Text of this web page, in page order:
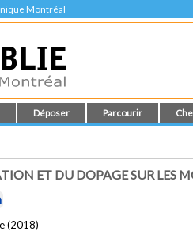
Montréal
Déposer Parcourir
ET DU DOPAGE SUR LES
(2018)